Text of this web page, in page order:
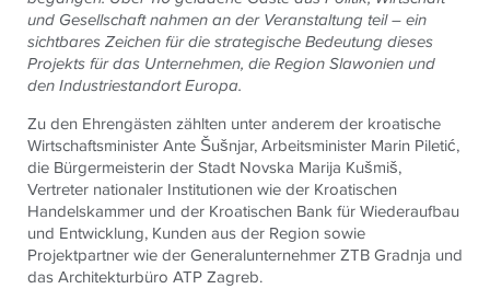
und Gesellschaft nahmen an der Veranstaltung teil – ein
sichtbares Zeichen für die strategische Bedeutung dieses
Projekts für das Unternehmen, die Region Slawonien und
den Industriestandort Europa.
Zu den Ehrengästen zählten unter anderem der kroatische
Wirtschaftsminister Ante Šušnjar, Arbeitsminister Marin Piletić,
die Bürgermeisterin der Stadt Novska Marija Kušmiš,
Vertreter nationaler Institutionen wie der Kroatischen
Handelskammer und der Kroatischen Bank für Wiederaufbau
und Entwicklung, Kunden aus der Region sowie
Projektpartner wie der Generalunternehmer ZTB Gradnja und
das Architekturbüro ATP Zagreb.